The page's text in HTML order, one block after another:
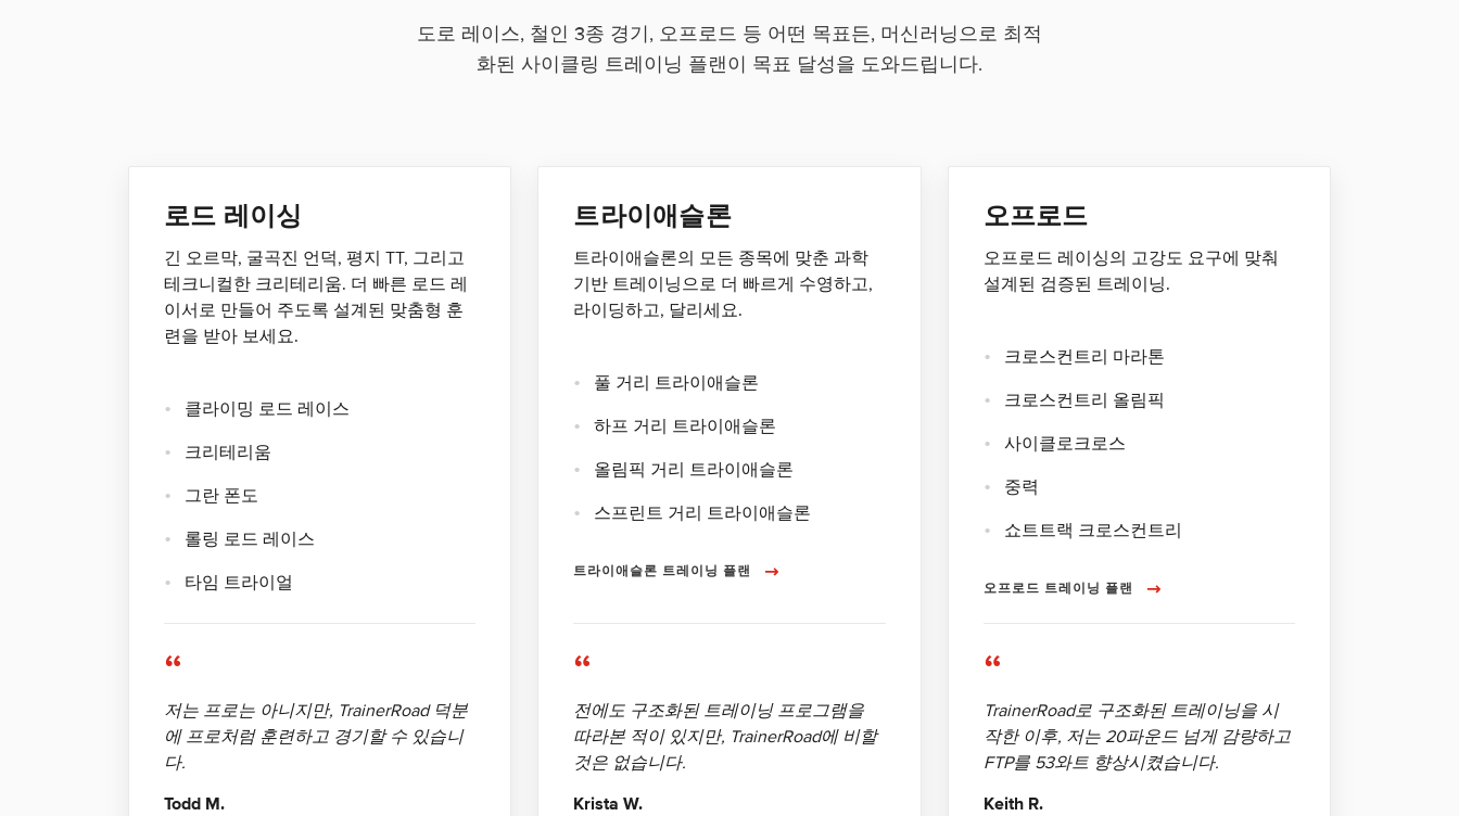
도로 레이스, 철인 3종 경기, 오프로드 등 어떤 목표든, 머신러닝으로 최적
화된 사이클링 트레이닝 플랜이 목표 달성을 도와드립니다.
로드 레이싱
긴 오르막, 굴곡진 언덕, 평지 TT, 그리고
테크니컬한 크리테리움. 더 빠른 로드 레
이서로 만들어 주도록 설계된 맞춤형 훈
련을 받아 보세요.
클라이밍 로드 레이스
크리테리움
그란 폰도
롤링 로드 레이스
타임 트라이얼
“
저는 프로는 아니지만, TrainerRoad 덕분
에 프로처럼 훈련하고 경기할 수 있습니
다.
Todd M.
트라이애슬론
트라이애슬론의 모든 종목에 맞춘 과학
기반 트레이닝으로 더 빠르게 수영하고,
라이딩하고, 달리세요.
풀 거리 트라이애슬론
하프 거리 트라이애슬론
올림픽 거리 트라이애슬론
스프린트 거리 트라이애슬론
트라이애슬론 트레이닝 플랜
“
전에도 구조화된 트레이닝 프로그램을
따라본 적이 있지만, TrainerRoad에 비할
것은 없습니다.
Krista W.
오프로드
오프로드 레이싱의 고강도 요구에 맞춰
설계된 검증된 트레이닝.
크로스컨트리 마라톤
크로스컨트리 올림픽
사이클로크로스
중력
쇼트트랙 크로스컨트리
오프로드 트레이닝 플랜
“
TrainerRoad로 구조화된 트레이닝을 시
작한 이후, 저는 20파운드 넘게 감량하고
FTP를 53와트 향상시켰습니다.
Keith R.